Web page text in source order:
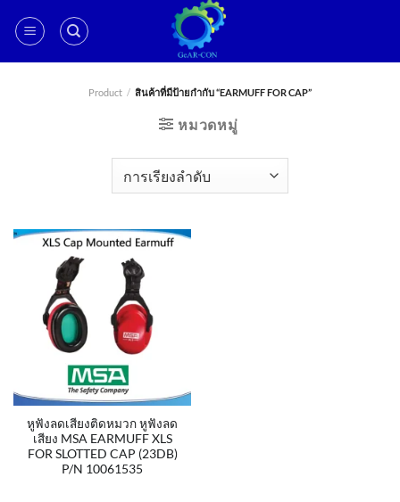
Product / สินค้าที่มีป้ายกำกับ “EARMUFF FOR CAP”
หมวดหมู่
หูฟังลดเสียงติดหมวก หูฟังลด
เสียง MSA EARMUFF XLS
FOR SLOTTED CAP (23DB)
P/N 10061535